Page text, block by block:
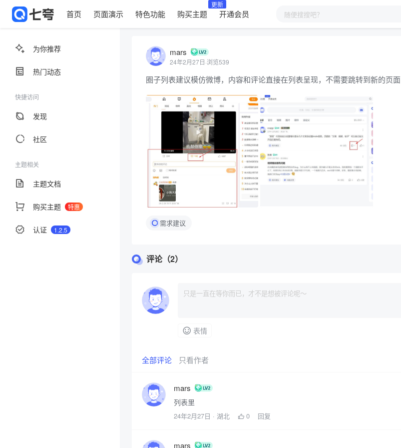
首页 页面演示 特色功能 购买主题
更新
开通会员
为你推荐
热门动态
快捷访问
发现
社区
主题相关
主题文档
购买主题 特惠
认证 1.2.5
mars
24年2月27日·浏览539
圈子列表建议模仿微博，内容和评论直接在列表呈现，不需要跳转到新的页面
需求建议
评论（2）
表情
全部评论 只看作者
mars
列表里
24年2月27日 · 湖北 0 回复
mars